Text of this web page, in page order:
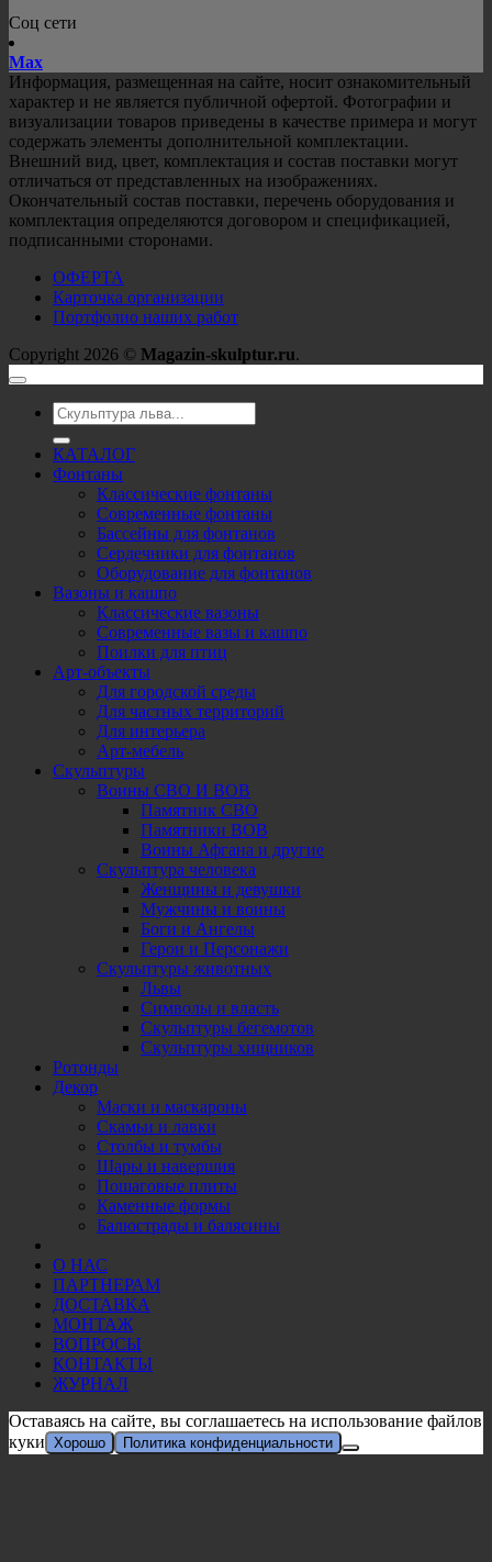
Соц сети
Mах
Информация, размещенная на сайте, носит ознакомительный
характер и не является публичной офертой. Фотографии и
визуализации товаров приведены в качестве примера и могут
содержать элементы дополнительной комплектации.
Внешний вид, цвет, комплектация и состав поставки могут
отличаться от представленных на изображениях.
Окончательный состав поставки, перечень оборудования и
комплектация определяются договором и спецификацией,
подписанными сторонами.
ОФЕРТА
Карточка организации
Портфолио наших работ
Copyright 2026 © Magazin-skulptur.ru.
Искать:
КАТАЛОГ
Фонтаны
Классические фонтаны
Современные фонтаны
Бассейны для фонтанов
Сердечники для фонтанов
Оборудование для фонтанов
Вазоны и кашпо
Классические вазоны
Современные вазы и кашпо
Поилки для птиц
Арт-объекты
Для городской среды
Для частных территорий
Для интерьера
Арт-мебель
Скульптуры
Воины СВО И ВОВ
Памятник СВО
Памятники ВОВ
Воины Афгана и другие
Скульптура человека
Женщины и девушки
Мужчины и воины
Боги и Ангелы
Герои и Персонажи
Скульптуры животных
Львы
Символы и власть
Скульптуры бегемотов
Скульптуры хищников
Ротонды
Декор
Маски и маскароны
Скамьи и лавки
Столбы и тумбы
Шары и навершия
Пошаговые плиты
Каменные формы
Балюстрады и балясины
О НАС
ПАРТНЕРАМ
ДОСТАВКА
МОНТАЖ
ВОПРОСЫ
КОНТАКТЫ
ЖУРНАЛ
Оставаясь на сайте, вы соглашаетесь на использование файлов
куки Хорошо Политика конфиденциальности